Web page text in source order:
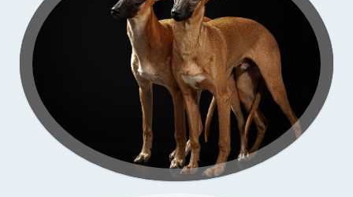
Подрощенные щенки уиппета
съёмка в моей студии
Подрощенный щенок таксы
Съёмка у меня (улица)